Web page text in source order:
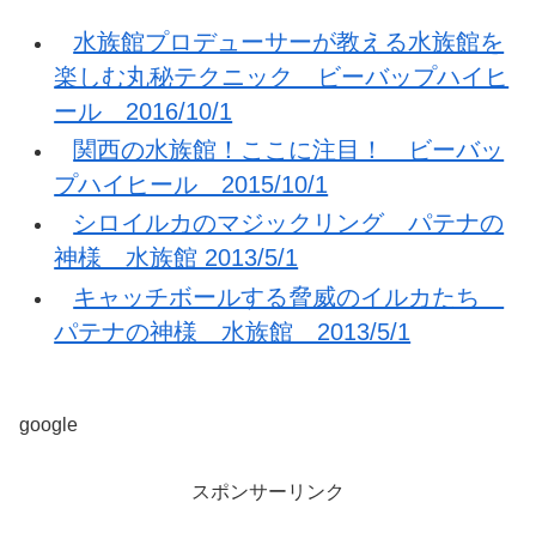
水族館プロデューサーが教える水族館を
楽しむ丸秘テクニック ビーバップハイヒ
ール 2016/10/1
関西の水族館！ここに注目！ ビーバッ
プハイヒール 2015/10/1
シロイルカのマジックリング パテナの
神様 水族館 2013/5/1
キャッチボールする脅威のイルカたち
パテナの神様 水族館 2013/5/1
google
スポンサーリンク